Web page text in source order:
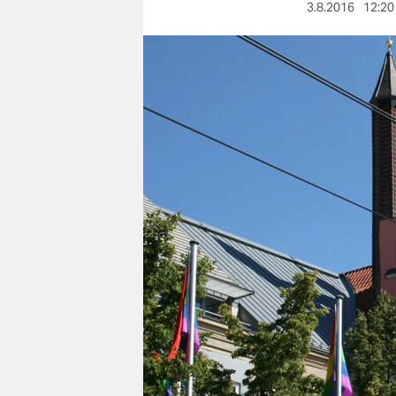
nord
verlag
shop
fragen & hilfe
unterstützen
abo
genossenschaft
3.8.2016